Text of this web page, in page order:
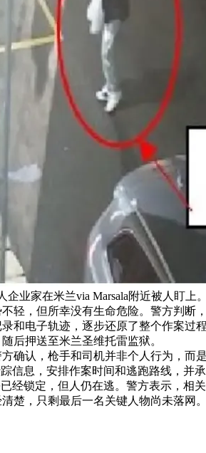
企业家在米兰via Marsala附近被人盯
轻，但所幸没有生命危险。警方判断
和电子轨迹，逐步还原了整个作案
后押送至米兰圣维托雷监狱。
确认，枪手和司机并非个人行为，
信息，安排作案时间和逃跑路线，
经锁定，但人仍在逃。警方表示，
楚，只剩最后一名关键人物尚未落网。